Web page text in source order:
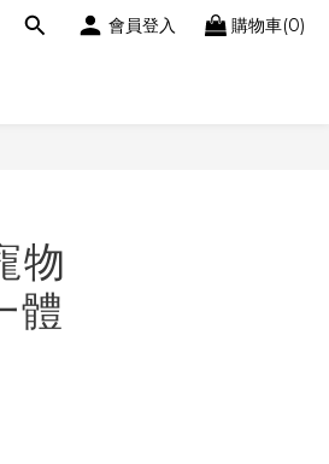
會員登入 購物車(0)
物
體